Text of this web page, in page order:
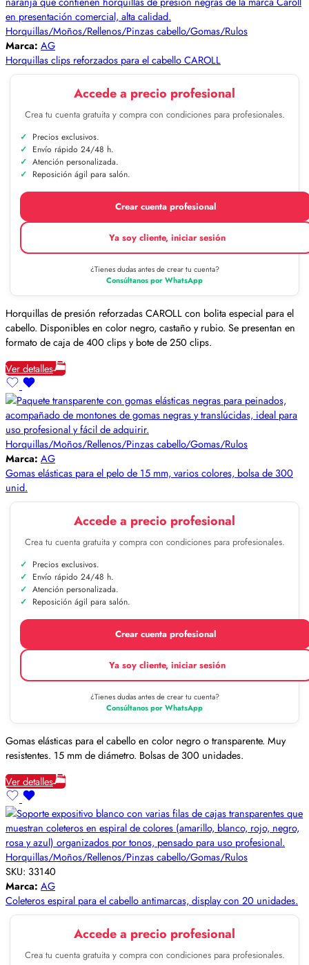
Horquillas/Moños/Rellenos/Pinzas cabello/Gomas/Rulos
Marca: AG
Horquillas clips reforzados para el cabello CAROLL
Accede a precio profesional
Crea tu cuenta gratuita y compra con condiciones para profesionales.
Precios exclusivos.
Envío rápido 24/48 h.
Atención personalizada.
Reposición ágil para salón.
Crear cuenta profesional
Ya soy cliente, iniciar sesión
¿Tienes dudas antes de crear tu cuenta?
Consúltanos por WhatsApp
Horquillas de presión reforzadas CAROLL con bolita especial para el
cabello. Disponibles en color negro, castaño y rubio. Se presentan en
formato de caja de 400 clips y bote de 250 clips.
Ver detalles
Horquillas/Moños/Rellenos/Pinzas cabello/Gomas/Rulos
Marca: AG
Gomas elásticas para el pelo de 15 mm, varios colores, bolsa de 300
unid.
Accede a precio profesional
Crea tu cuenta gratuita y compra con condiciones para profesionales.
Precios exclusivos.
Envío rápido 24/48 h.
Atención personalizada.
Reposición ágil para salón.
Crear cuenta profesional
Ya soy cliente, iniciar sesión
¿Tienes dudas antes de crear tu cuenta?
Consúltanos por WhatsApp
Gomas elásticas para el cabello en color negro o transparente. Muy
resistentes. 15 mm de diámetro. Bolsas de 300 unidades.
Ver detalles
Horquillas/Moños/Rellenos/Pinzas cabello/Gomas/Rulos
SKU: 33140
Marca: AG
Coleteros espiral para el cabello antimarcas, display con 20 unidades.
Accede a precio profesional
Crea tu cuenta gratuita y compra con condiciones para profesionales.